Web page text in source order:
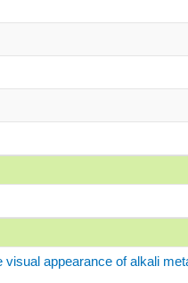
appearance of alkali